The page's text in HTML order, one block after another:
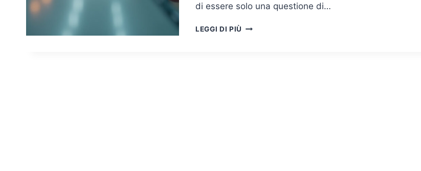
di essere solo una questione di…
LEGGI DI PIÙ TECNOLOGIA